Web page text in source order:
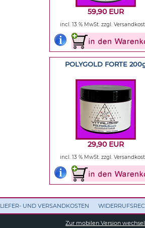
59,90 EUR
incl. 13 % MwSt. zzgl.
POLYGOLD FORTE
29,90 EUR
incl. 13 % MwSt. zzgl.
LIEFER- UND VERSANDKOSTEN
Zur mobilen Version